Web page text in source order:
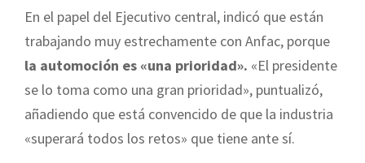
En el papel del Ejecutivo central, indicó que están
trabajando muy estrechamente con Anfac, porque
la automoción es «una prioridad». «El presidente
se lo toma como una gran prioridad», puntualizó,
añadiendo que está convencido de que la industria
«superará todos los retos» que tiene ante sí.